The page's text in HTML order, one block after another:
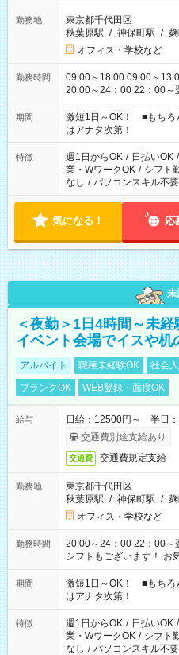
勤務地
東京都千代田区
秋葉原駅 / 神保町駅 /
オフィス・学校など
勤務時間
09:00～18:00 09:00～
20:00～24：00 22：00～翌
シフトもございます！ お
期間
激短1日～OK！ ■もちろ
はアナタ次第！
特徴 週1日からOK / 日払いOK /
業・WワークOK / シフト
なし / パソコンスキル不要
気になる！ 応
＜夜勤＞1日4時間～未経
イベント会場でイスや机
アルバイト 職種未経験OK 社会
ブランクOK
WEB登録・面接OK
給与
日給：12500円～ 半日
交通費別途支給あり
交通費 交通費規定支給
勤務地
東京都千代田区
秋葉原駅 / 神保町駅 /
オフィス・学校など
勤務時間
20:00～24：00 22：00～翌
シフトもございます！ お
期間
激短1日～OK！ ■もちろ
はアナタ次第！
特徴 週1日からOK / 日払いOK /
業・WワークOK / シフト
なし / パソコンスキル不要